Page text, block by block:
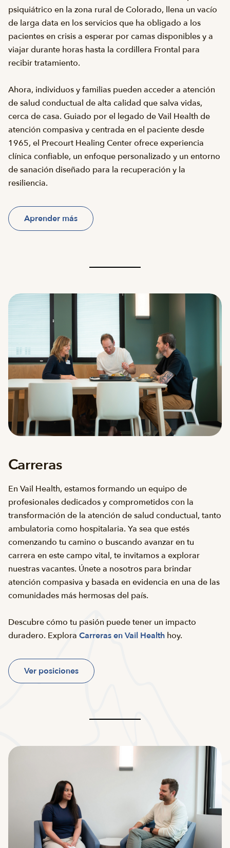
psiquiátrico en la zona rural de Colorado, llena un vacío
de larga data en los servicios que ha obligado a los
pacientes en crisis a esperar por camas disponibles y a
viajar durante horas hasta la cordillera Frontal para
recibir tratamiento.
Ahora, individuos y familias pueden acceder a atención
de salud conductual de alta calidad que salva vidas,
cerca de casa. Guiado por el legado de Vail Health de
atención compasiva y centrada en el paciente desde
1965, el Precourt Healing Center ofrece experiencia
clínica confiable, un enfoque personalizado y un entorno
de sanación diseñado para la recuperación y la
resiliencia.
Aprender más
Carreras
En Vail Health, estamos formando un equipo de
profesionales dedicados y comprometidos con la
transformación de la atención de salud conductual, tanto
ambulatoria como hospitalaria. Ya sea que estés
comenzando tu camino o buscando avanzar en tu
carrera en este campo vital, te invitamos a explorar
nuestras vacantes. Únete a nosotros para brindar
atención compasiva y basada en evidencia en una de las
comunidades más hermosas del país.
Descubre cómo tu pasión puede tener un impacto
duradero. Explora Carreras en Vail Health hoy.
Ver posiciones